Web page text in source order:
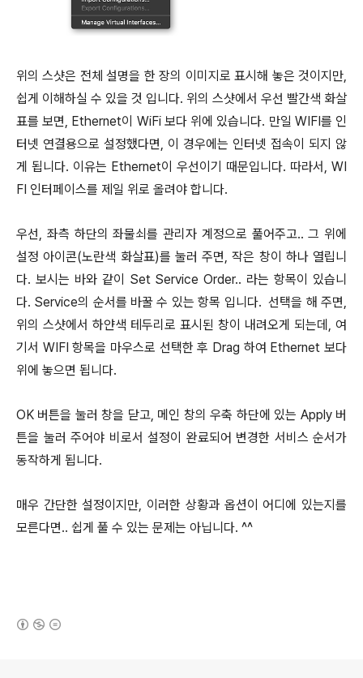
위의 스샷은 전체 설명을 한 장의 이미지로 표시해 놓은 것이지만,
쉽게 이해하실 수 있을 것 입니다. 위의 스샷에서 우선 빨간색 화살
표를 보면, Ethernet이 WiFi 보다 위에 있습니다. 만일 WIFI를 인
터넷 연결용으로 설정했다면, 이 경우에는 인터넷 접속이 되지 않
게 됩니다. 이유는 Ethernet이 우선이기 때문입니다. 따라서, WI
FI 인터페이스를 제일 위로 올려야 합니다.
우선, 좌측 하단의 좌물쇠를 관리자 계정으로 풀어주고.. 그 위에
설정 아이콘(노란색 화살표)를 눌러 주면, 작은 창이 하나 열립니
다. 보시는 바와 같이 Set Service Order.. 라는 항목이 있습니
다. Service의 순서를 바꿀 수 있는 항목 입니다. 선택을 해 주면,
위의 스샷에서 하얀색 테두리로 표시된 창이 내려오게 되는데, 여
기서 WIFI 항목을 마우스로 선택한 후 Drag 하여 Ethernet 보다
위에 놓으면 됩니다.
OK 버튼을 눌러 창을 닫고, 메인 창의 우축 하단에 있는 Apply 버
튼을 눌러 주어야 비로서 설정이 완료되어 변경한 서비스 순서가
동작하게 됩니다.
매우 간단한 설정이지만, 이러한 상황과 옵션이 어디에 있는지를
모른다면.. 쉽게 풀 수 있는 문제는 아닙니다. ^^